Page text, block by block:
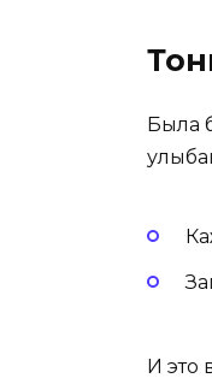
Была
И это